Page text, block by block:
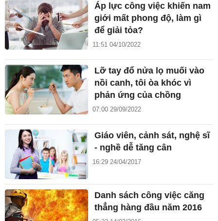
Áp lực công việc khiến nam
giới mất phong độ, làm gì
để giải tỏa?
11:51 04/10/2022
Lỡ tay đổ nửa lọ muối vào
nồi canh, tôi òa khóc vì
phản ứng của chồng
07:00 29/09/2022
Giáo viên, cảnh sát, nghệ sĩ
- nghề dễ tăng cân
16:29 24/04/2017
Danh sách công việc căng
thẳng hàng đầu năm 2016